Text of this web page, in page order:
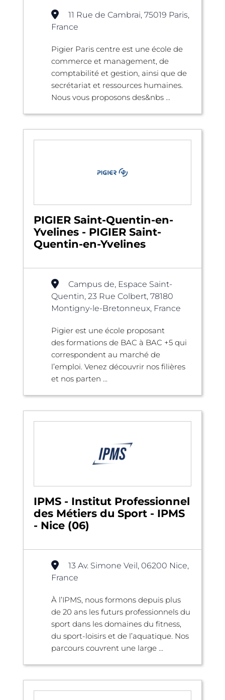
11 Rue de Cambrai, 75019 Paris,
France
Pigier Paris centre est une école de
commerce et management, de
comptabilité et gestion, ainsi que de
secrétariat et ressources humaines.
Nous vous proposons des&nbs ...
PIGIER Saint-Quentin-en-
Yvelines - PIGIER Saint-
Quentin-en-Yvelines
Campus de, Espace Saint-
Quentin, 23 Rue Colbert, 78180
Montigny-le-Bretonneux, France
Pigier est une école proposant
des formations de BAC à BAC +5 qui
correspondent au marché de
l’emploi. Venez découvrir nos filières
et nos parten ...
IPMS - Institut Professionnel
des Métiers du Sport - IPMS
- Nice (06)
13 Av. Simone Veil, 06200 Nice,
France
À l’IPMS, nous formons depuis plus
de 20 ans les futurs professionnels du
sport dans les domaines du fitness,
du sport-loisirs et de l’aquatique. Nos
parcours couvrent une large ...